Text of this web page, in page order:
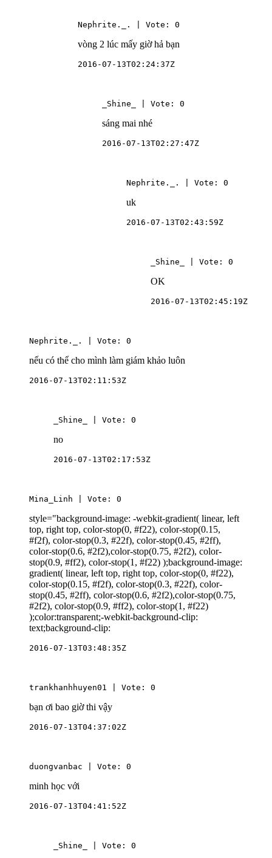
Nephrite._. | Vote: 0
vòng 2 lúc mấy giờ hả bạn
2016-07-13T02:24:37Z
_Shine_ | Vote: 0
sáng mai nhé
2016-07-13T02:27:47Z
Nephrite._. | Vote: 0
uk
2016-07-13T02:43:59Z
_Shine_ | Vote: 0
OK
2016-07-13T02:45:19Z
Nephrite._. | Vote: 0
nếu có thể cho mình làm giám khảo luôn
2016-07-13T02:11:53Z
_Shine_ | Vote: 0
no
2016-07-13T02:17:53Z
Mina_Linh | Vote: 0
style="background-image: -webkit-gradient( linear, left
top, right top, color-stop(0, #f22), color-stop(0.15,
#f2f), color-stop(0.3, #22f), color-stop(0.45, #2ff),
color-stop(0.6, #2f2),color-stop(0.75, #2f2), color-
stop(0.9, #ff2), color-stop(1, #f22) );background-image:
gradient( linear, left top, right top, color-stop(0, #f22),
color-stop(0.15, #f2f), color-stop(0.3, #22f), color-
stop(0.45, #2ff), color-stop(0.6, #2f2),color-stop(0.75,
#2f2), color-stop(0.9, #ff2), color-stop(1, #f22)
);color:transparent;-webkit-background-clip:
text;background-clip:
2016-07-13T03:48:35Z
trankhanhhuyen01 | Vote: 0
bạn ơi bao giờ thi vậy
2016-07-13T04:37:02Z
duongvanbac | Vote: 0
minh học với
2016-07-13T04:41:52Z
_Shine_ | Vote: 0